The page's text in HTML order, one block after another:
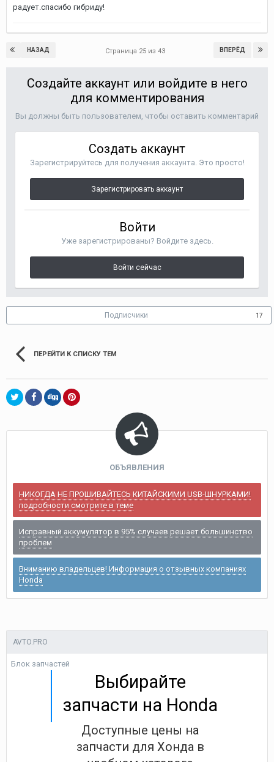
радует.спасибо гибриду!
НАЗАД ВПЕРЁД
Страница 25 из 43
Создайте аккаунт или войдите в него
для комментирования
Вы должны быть пользователем, чтобы оставить комментарий
Создать аккаунт
Зарегистрируйтесь для получения аккаунта. Это просто!
Зарегистрировать аккаунт
Войти
Уже зарегистрированы? Войдите здесь.
Войти сейчас
Подписчики 17
ПЕРЕЙТИ К СПИСКУ ТЕМ
ОБЪЯВЛЕНИЯ
НИКОГДА НЕ ПРОШИВАЙТЕСЬ КИТАЙСКИМИ USB-ШНУРКАМИ!
подробности смотрите в теме
Исправный аккумулятор в 95% случаев решает большинство
проблем
Вниманию владельцев! Информация о отзывных компаниях
Honda
AVTO.PRO
Блок запчастей
Выбирайте
запчасти на Honda
Доступные цены на
запчасти для Хонда в